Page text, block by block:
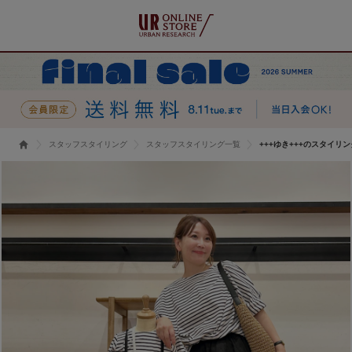
スタッフスタイリング スタッフスタイリング一覧 +++ゆき+++のスタイリン